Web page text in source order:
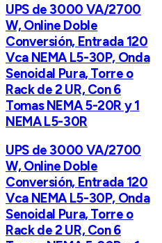
UPS de 3000 VA/2700
W, Online Doble
Conversión, Entrada 120
Vca NEMA L5-30P, Onda
Senoidal Pura, Torre o
Rack de 2 UR, Con 6
Tomas NEMA 5-20R y 1
NEMA L5-30R
UPS de 3000 VA/2700
W, Online Doble
Conversión, Entrada 120
Vca NEMA L5-30P, Onda
Senoidal Pura, Torre o
Rack de 2 UR, Con 6